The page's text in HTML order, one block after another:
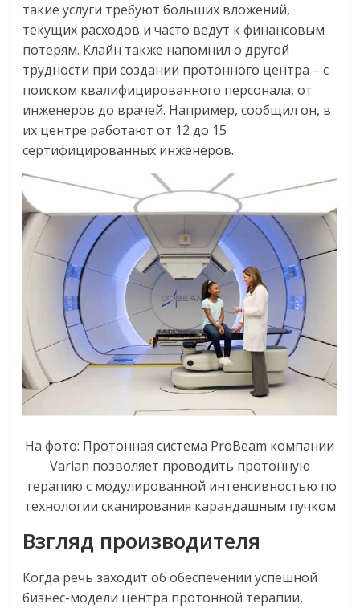
такие услуги требуют больших вложений,
текущих расходов и часто ведут к финансовым
потерям. Клайн также напомнил о другой
трудности при создании протонного центра – с
поиском квалифицированного персонала, от
инженеров до врачей. Например, сообщил он, в
их центре работают от 12 до 15
сертифицированных инженеров.
На фото: Протонная система ProBeam компании
Varian позволяет проводить протонную
терапию с модулированной интенсивностью по
технологии сканирования карандашным пучком
Взгляд производителя
Когда речь заходит об обеспечении успешной
бизнес-модели центра протонной терапии,